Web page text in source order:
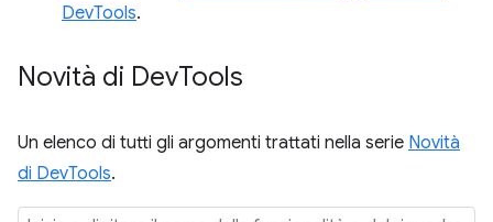
DevTools.
Novità di DevTools
Un elenco di tutti gli argomenti trattati nella serie Novità
di DevTools.